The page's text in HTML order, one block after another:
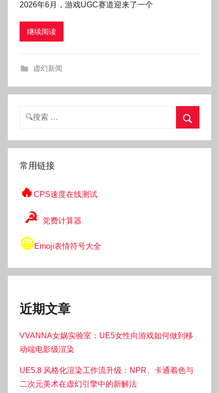
:
o
2026年6月，游戏UGC赛道迎来了一个
继续阅读
虚幻新闻
搜
索
常用链接
🔥 CPS速度在线测试
☭ 党费计算器
😀Emoji表情符号大全
近期文章
VVANNA女娲实验室：UE5女性向游戏如何做到移
动端电影级渲染
UE5.8 风格化渲染工作流升级：NPR、卡通着色与
二次元美术在虚幻引擎中的新解法